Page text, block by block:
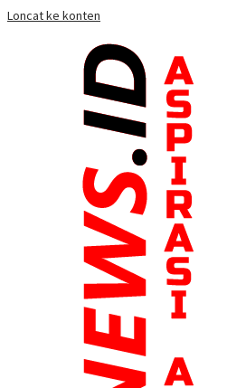
Loncat ke konten